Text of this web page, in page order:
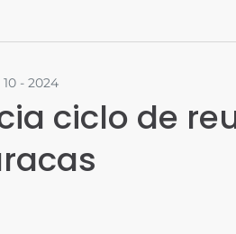
- 2024
ciclo de